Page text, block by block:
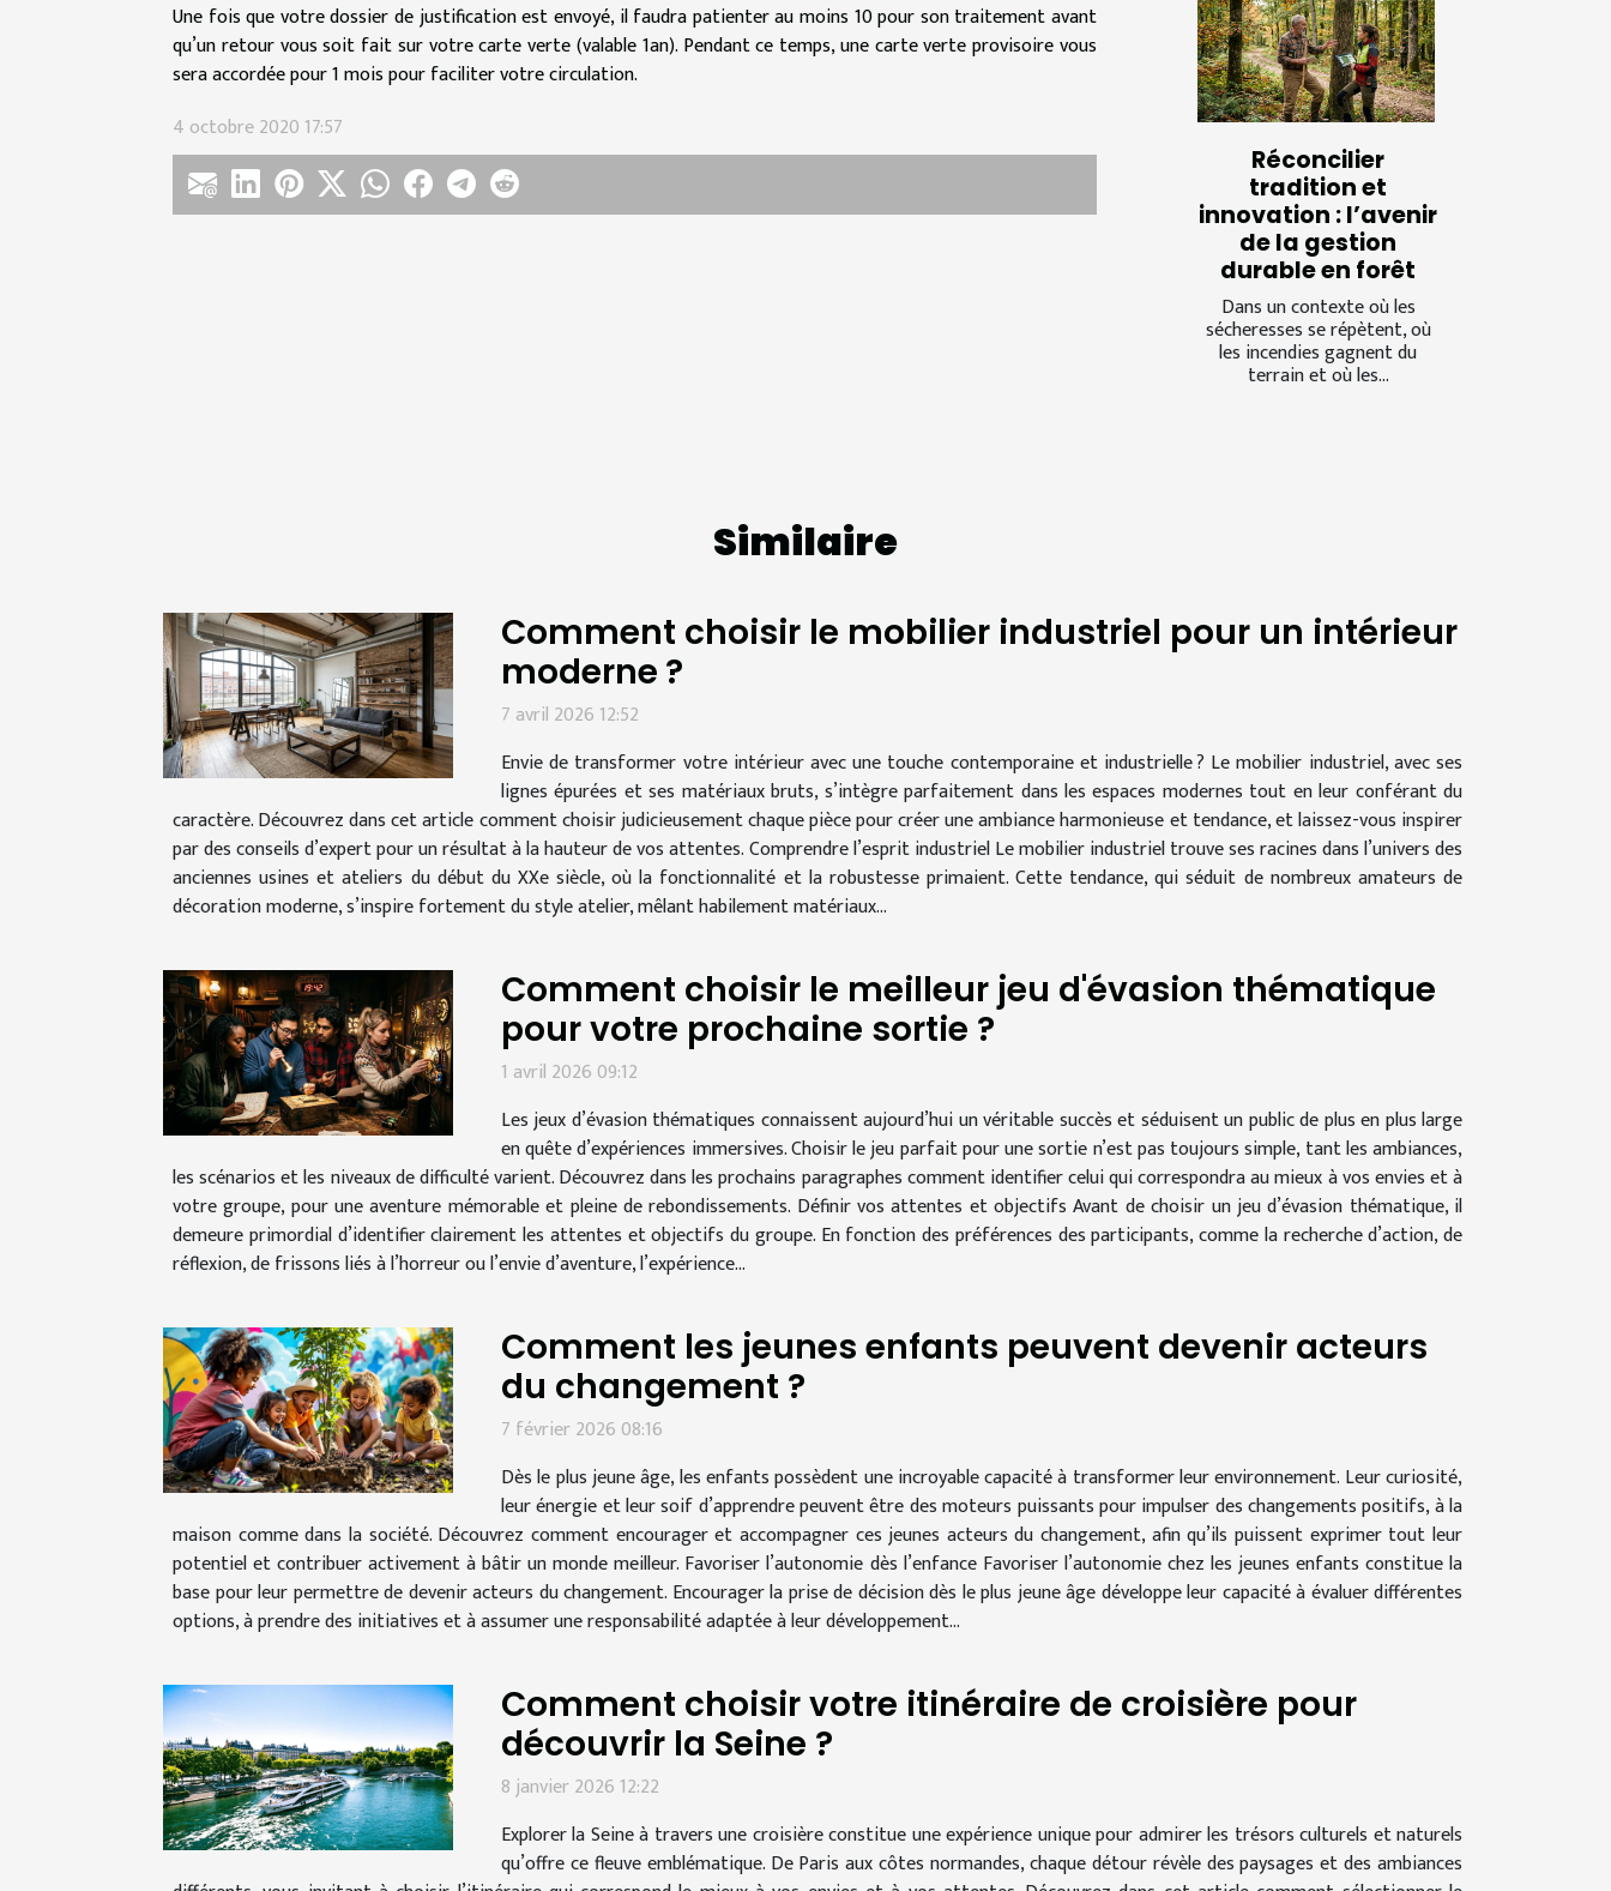
Une fois que votre dossier de justification est envoyé, il faudra patienter au moins 10 pour son traitement avant
qu’un retour vous soit fait sur votre carte verte (valable 1an). Pendant ce temps, une carte verte provisoire vous
sera accordée pour 1 mois pour faciliter votre circulation.
4 octobre 2020 17:57
Réconcilier
tradition et
innovation : l’avenir
de la gestion
durable en forêt
Dans un contexte où les
sécheresses se répètent, où
les incendies gagnent du
terrain et où les...
Similaire
Comment choisir le mobilier industriel pour un intérieur
moderne ?
7 avril 2026 12:52
Envie de transformer votre intérieur avec une touche contemporaine et industrielle ? Le mobilier industriel, avec ses
lignes épurées et ses matériaux bruts, s’intègre parfaitement dans les espaces modernes tout en leur conférant du
caractère. Découvrez dans cet article comment choisir judicieusement chaque pièce pour créer une ambiance harmonieuse et tendance, et laissez-vous inspirer
par des conseils d’expert pour un résultat à la hauteur de vos attentes. Comprendre l’esprit industriel Le mobilier industriel trouve ses racines dans l’univers des
anciennes usines et ateliers du début du XXe siècle, où la fonctionnalité et la robustesse primaient. Cette tendance, qui séduit de nombreux amateurs de
décoration moderne, s’inspire fortement du style atelier, mêlant habilement matériaux...
Comment choisir le meilleur jeu d'évasion thématique
pour votre prochaine sortie ?
1 avril 2026 09:12
Les jeux d’évasion thématiques connaissent aujourd’hui un véritable succès et séduisent un public de plus en plus large
en quête d’expériences immersives. Choisir le jeu parfait pour une sortie n’est pas toujours simple, tant les ambiances,
les scénarios et les niveaux de difficulté varient. Découvrez dans les prochains paragraphes comment identifier celui qui correspondra au mieux à vos envies et à
votre groupe, pour une aventure mémorable et pleine de rebondissements. Définir vos attentes et objectifs Avant de choisir un jeu d’évasion thématique, il
demeure primordial d’identifier clairement les attentes et objectifs du groupe. En fonction des préférences des participants, comme la recherche d’action, de
réflexion, de frissons liés à l’horreur ou l’envie d’aventure, l’expérience...
Comment les jeunes enfants peuvent devenir acteurs
du changement ?
7 février 2026 08:16
Dès le plus jeune âge, les enfants possèdent une incroyable capacité à transformer leur environnement. Leur curiosité,
leur énergie et leur soif d’apprendre peuvent être des moteurs puissants pour impulser des changements positifs, à la
maison comme dans la société. Découvrez comment encourager et accompagner ces jeunes acteurs du changement, afin qu’ils puissent exprimer tout leur
potentiel et contribuer activement à bâtir un monde meilleur. Favoriser l’autonomie dès l’enfance Favoriser l’autonomie chez les jeunes enfants constitue la
base pour leur permettre de devenir acteurs du changement. Encourager la prise de décision dès le plus jeune âge développe leur capacité à évaluer différentes
options, à prendre des initiatives et à assumer une responsabilité adaptée à leur développement...
Comment choisir votre itinéraire de croisière pour
découvrir la Seine ?
8 janvier 2026 12:22
Explorer la Seine à travers une croisière constitue une expérience unique pour admirer les trésors culturels et naturels
qu’offre ce fleuve emblématique. De Paris aux côtes normandes, chaque détour révèle des paysages et des ambiances